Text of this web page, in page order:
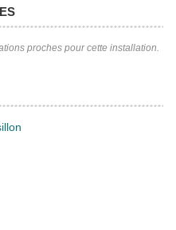
proches pour cette installation.